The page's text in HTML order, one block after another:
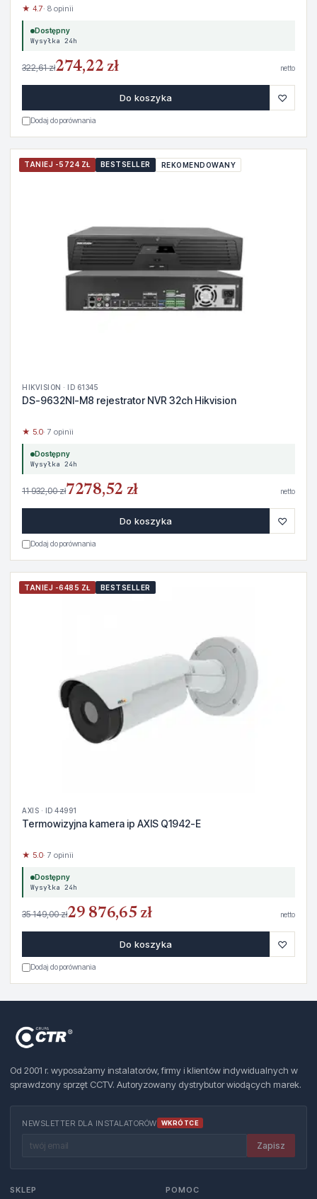
★ 4.7· 8 opinii
Dostępny
Wysyłka 24h
322,61 zł274,22 zł netto
Do koszyka ♡
Dodaj do porównania
TANIEJ -5724 ZŁ BESTSELLER REKOMENDOWANY
HIKVISION · ID 61345
DS-9632NI-M8 rejestrator NVR 32ch Hikvision
★ 5.0· 7 opinii
Dostępny
Wysyłka 24h
11 932,00 zł7278,52 zł netto
Do koszyka ♡
Dodaj do porównania
TANIEJ -6485 ZŁ BESTSELLER
AXIS · ID 44991
Termowizyjna kamera ip AXIS Q1942-E
★ 5.0· 7 opinii
Dostępny
Wysyłka 24h
35 149,00 zł29 876,65 zł netto
Do koszyka ♡
Dodaj do porównania
Od 2001 r. wyposażamy instalatorów, firmy i klientów indywidualnych w
sprawdzony sprzęt CCTV. Autoryzowany dystrybutor wiodących marek.
NEWSLETTER DLA INSTALATORÓW WKRÓTCE
Zapisz
SKLEP POMOC